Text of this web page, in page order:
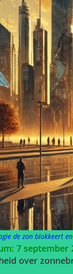
de zon blokkeert
7 september
over